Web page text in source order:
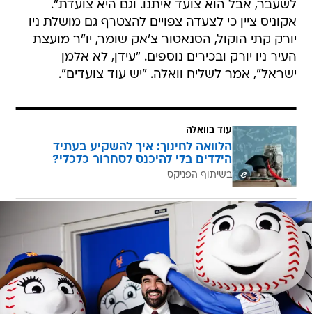
לשעבר, אבל הוא צועד איתנו. וגם היא צועדת".
אקוניס ציין כי לצעדה צפויים להצטרף גם מושלת ניו
יורק קתי הוקול, הסנאטור צ'אק שומר, יו"ר מועצת
העיר ניו יורק ובכירים נוספים. "עידן, לא אלמן
ישראל", אמר לשליח וואלה. "יש עוד צועדים".
עוד בוואלה
הלוואה לחינוך: איך להשקיע בעתיד
הילדים בלי להיכנס לסחרור כלכלי?
בשיתוף הפניקס